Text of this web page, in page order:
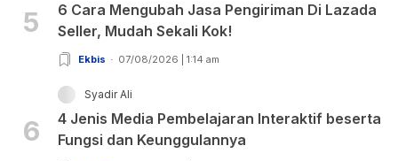
5
6 Cara Mengubah Jasa Pengiriman Di Lazada
Seller, Mudah Sekali Kok!
Ekbis 07/08/2026 | 1:14 am
6
Syadir Ali
4 Jenis Media Pembelajaran Interaktif beserta
Fungsi dan Keunggulannya